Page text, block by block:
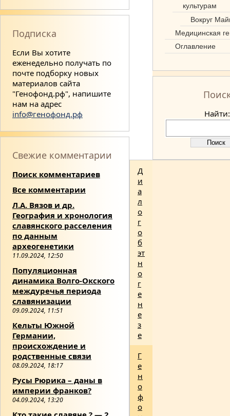
Подписка
Если Вы хотите
еженедельно получать по
почте подборку новых
материалов сайта
"Генофонд.рф", напишите
нам на адрес
info@генофонд.рф
Свежие комментарии
Поиск комментариев
Все комментарии
Л.А. Вязов и др.
География и хронология
славянского расселения
по данным
археогенетики
11.09.2024, 12:50
Популяционная
динамика Волго-Окского
междуречья периода
славянизации
09.09.2024, 11:51
Кельты Южной
Германии,
происхождение и
родственные связи
08.09.2024, 18:17
Русы Рюрика – даны в
империи франков?
04.09.2024, 13:20
культурам
Вокруг
Медицинская
Оглавление
Найти:
Д
и
а
л
о
г
о
б
эт
н
о
г
е
н
е
з
е
Г
е
н
о
ф
о